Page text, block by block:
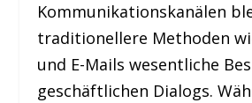
Kommunikationskanälen
traditionellere Methoden
und E-Mails wesentliche
geschäftlichen Dialogs.